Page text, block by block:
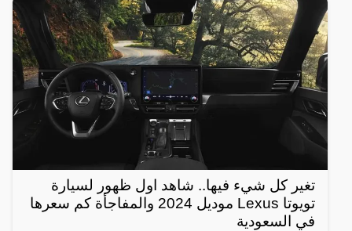
فترة قصيرة،
تغير كل شيء فيها.. شاهد اول ظهور لسيارة
تويوتا Lexus موديل 2024 والمفاجأة كم سعرها
في السعودية